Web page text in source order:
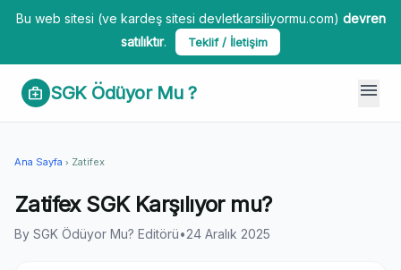
Bu web sitesi (ve kardeş sitesi devletkarsiliyormu.com) devren
satılıktır. Teklif / İletişim
medical_services SGK Ödüyor Mu ? menu
Ana Sayfa chevron_right Zatifex
Zatifex SGK Karşılıyor mu?
By SGK Ödüyor Mu? Editörü•24 Aralık 2025